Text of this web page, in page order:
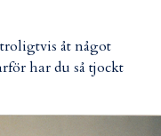
åt något
har du så tjockt